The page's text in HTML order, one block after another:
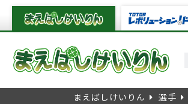
まえばしけいりん 選手